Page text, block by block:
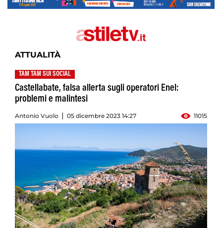
ATTUALITÀ
TAM TAM SUI SOCIAL
Castellabate, falsa allerta sugli operatori Enel:
problemi e malintesi
Antonio Vuolo 05 dicembre 2023 14:27 11015